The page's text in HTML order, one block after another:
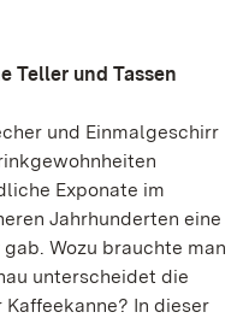
Teller und Tassen
und Einmalgeschirr
Exponate im
Jahrhunderten eine
Wozu brauchte man
unterscheidet die
In dieser